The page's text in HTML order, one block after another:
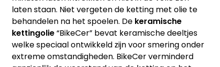
laten staan. Niet vergeten de ketting met olie te
behandelen na het spoelen. De keramische
kettingolie“BikeCer” bevat keramische deeltjes
welke speciaal ontwikkeld zijn voor smering onder
extreme omstandigheden. BikeCer verminderd